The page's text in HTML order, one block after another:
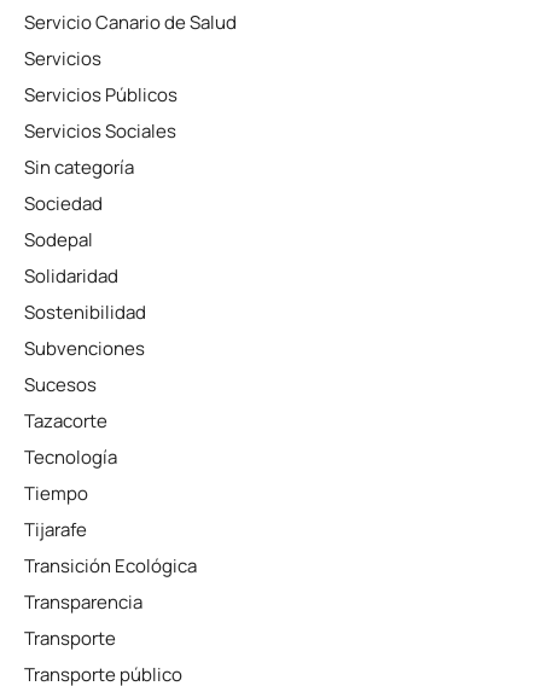
Servicio Canario de Salud
Servicios
Servicios Públicos
Servicios Sociales
Sin categoría
Sociedad
Sodepal
Solidaridad
Sostenibilidad
Subvenciones
Sucesos
Tazacorte
Tecnología
Tiempo
Tijarafe
Transición Ecológica
Transparencia
Transporte
Transporte público